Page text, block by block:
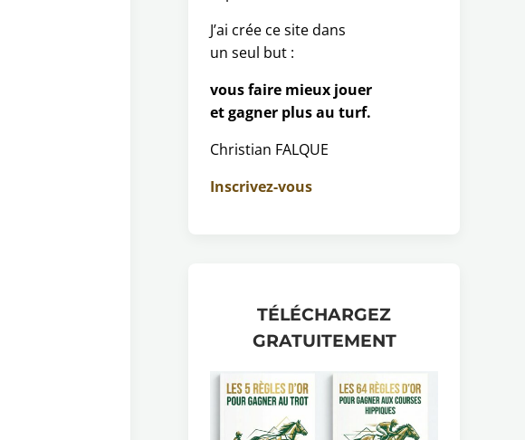
J’ai crée ce site dans
un seul but :
vous faire mieux jouer
et gagner plus au turf.
Christian FALQUE
Inscrivez-vous
TÉLÉCHARGEZ
GRATUITEMENT